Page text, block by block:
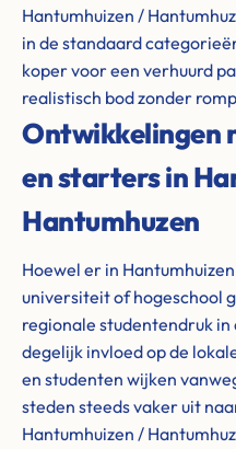
Hantumhuizen /
in de standaard
koper voor een verhuurd
realistisch bod zonder
Ontwikkelingen
en starters in
Hantumhuzen
Hoewel er in
universiteit of hogeschool
regionale studentendruk
degelijk invloed op de
en studenten wijken
steden steeds vaker uit
Hantumhuizen /